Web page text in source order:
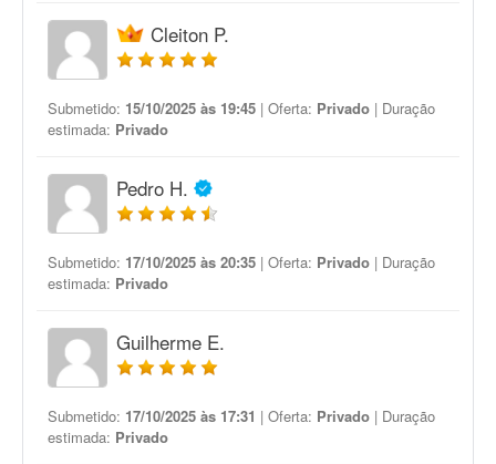
Cleiton P.
Submetido: 15/10/2025 às 19:45 | Oferta: Privado | Duração
estimada: Privado
Pedro H.
Submetido: 17/10/2025 às 20:35 | Oferta: Privado | Duração
estimada: Privado
Guilherme E.
Submetido: 17/10/2025 às 17:31 | Oferta: Privado | Duração
estimada: Privado